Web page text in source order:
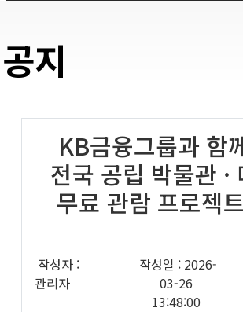
공지
KB금융그룹과 함
전국 공립 박물관 ·
무료 관람 프로젝
작성자 :
관리자
작성일 : 2026-
03-26
13:48:00